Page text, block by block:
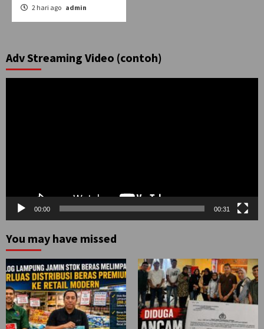
2 hari ago admin
Adv Streaming Video (contoh)
00:00 00:31
You may have missed